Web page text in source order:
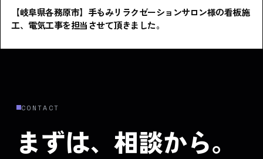
【岐阜県各務原市】手もみリラクゼーションサロン様の看板施
工、電気工事を担当させて頂きました。
CONTACT
まずは、相談から。